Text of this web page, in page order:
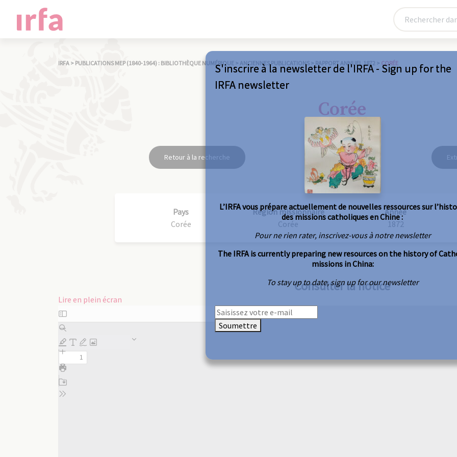
IRFA > PUBLICATIONS MEP (1840-1964) : BIBLIOTHÈQUE NUMÉRIQUE > ANCIENNES PUBLICATIONS > RAPPORT ANNUEL 1872 > CORÉE
Corée
Retour à la recherche
Pays
Corée
Région missionnaire
Corée
Année
1872
Consulter la notice
Lire en plein écran
Aller
au
contenu
PDF
S'inscrire à la newsletter de l'IRFA - Sign up for the
IRFA newsletter
L’IRFA vous prépare actuellement de nouvelles ressources sur
des missions catholiques en Chine :
Pour ne rien rater, inscrivez-vous à notre newsletter
The IRFA is currently preparing new resources on the history of
missions in China:
To stay up to date, sign up for our newsletter
Soumettre